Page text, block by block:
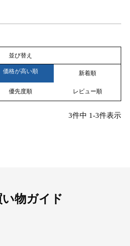
並び替え
価格が高い順 新着順
優先度順 レビュー順
3件中 1-3件表示
物ガイド